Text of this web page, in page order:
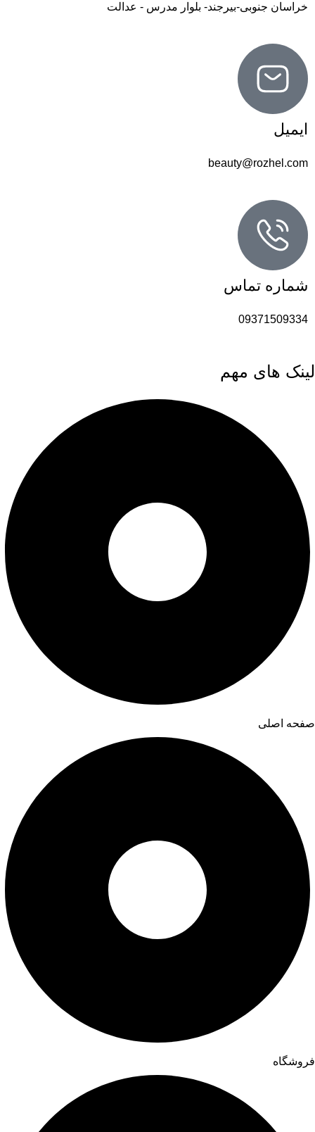
خراسان جنوبی-بیرجند- بلوار مدرس - عدالت
ایمیل
beauty@rozhel.com
شماره تماس
09371509334
لینک های مهم
صفحه اصلی
فروشگاه